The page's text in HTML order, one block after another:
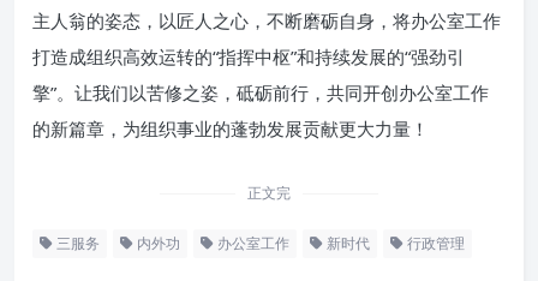
主人翁的姿态，以匠人之心，不断磨砺自身，将办公室工作
打造成组织高效运转的“指挥中枢”和持续发展的“强劲引
擎”。让我们以苦修之姿，砥砺前行，共同开创办公室工作
的新篇章，为组织事业的蓬勃发展贡献更大力量！
正文完
三服务 内外功 办公室工作 新时代 行政管理